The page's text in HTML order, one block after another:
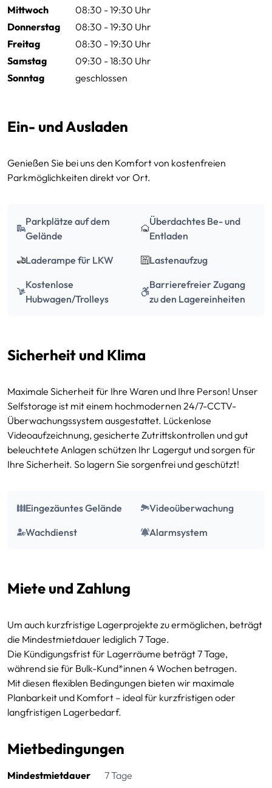
Diese Boxen haben die Größe von mittleren Zimmern bis
Garagen. Sie bieten Platz für die Einrichtung ganzer
Mehrzimmer-Wohnungen und natürlich für die Einlagerung
von Möbeln, Hausrat, Akten, Geschäftsunterlagen oder auch
9 m²
178.95 € / Monat
10 m²
206.95 € / Monat
10.5 m²
ca. 28,35 m³
216.95 € / Monat
Anfragen
11 m²
ca. 29,70 m³
219.95 € / Monat
12 m²
239.95 € / Monat
14 m²
279.95 € / Monat
15 m²
ca. 40,50 m³
301.95 € / Monat
inkl. MwSt.
Anfragen
20 m²
ca. 54,00 m³
409.95 € / Monat
inkl. MwSt.
Anfragen
Mittwoch
08:30 - 19:30 Uhr
Donnerstag
08:30 - 19:30 Uhr
Freitag
08:30 - 19:30 Uhr
Samstag
09:30 - 18:30 Uhr
Sonntag
geschlossen
Ein- und Ausladen
Genießen Sie bei uns den Komfort von kostenfreien
Parkmöglichkeiten direkt vor Ort.
Parkplätze auf dem
Gelände
Überdachtes Be- und
Entladen
Laderampe für LKW
Lastenaufzug
Kostenlose
Hubwagen/Trolleys
Barrierefreier Zugang
zu den Lagereinheiten
Sicherheit und Klima
Maximale Sicherheit für Ihre Waren und Ihre Person! Unser
Selfstorage ist mit einem hochmodernen 24/7-CCTV-
Überwachungssystem ausgestattet. Lückenlose
Videoaufzeichnung, gesicherte Zutrittskontrollen und gut
beleuchtete Anlagen schützen Ihr Lagergut und sorgen für
Ihre Sicherheit. So lagern Sie sorgenfrei und geschützt!
Eingezäuntes Gelände
Videoüberwachung
Wachdienst
Alarmsystem
Miete und Zahlung
Um auch kurzfristige Lagerprojekte zu ermöglichen, beträgt
die Mindestmietdauer lediglich 7 Tage.
Die Kündigungsfrist für Lagerräume beträgt 7 Tage,
während sie für Bulk-Kund*innen 4 Wochen betragen.
Mit diesen flexiblen Bedingungen bieten wir maximale
Planbarkeit und Komfort – ideal für kurzfristigen oder
langfristigen Lagerbedarf.
Mietbedingungen
Mindestmietdauer
7 Tage